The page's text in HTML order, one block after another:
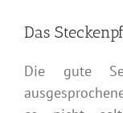
Das
Die gute